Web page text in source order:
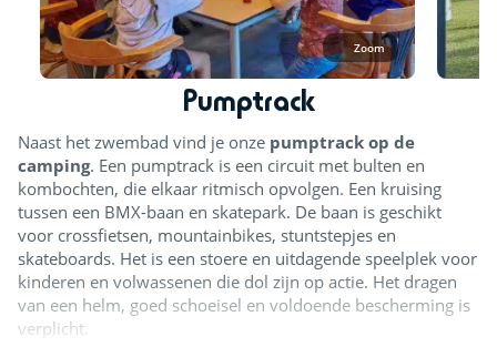
Zoom
Pumptrack
Naast het zwembad vind je onze pumptrack op de
camping. Een pumptrack is een circuit met bulten en
kombochten, die elkaar ritmisch opvolgen. Een kruising
tussen een BMX-baan en skatepark. De baan is geschikt
voor crossfietsen, mountainbikes, stuntstepjes en
skateboards. Het is een stoere en uitdagende speelplek voor
kinderen en volwassenen die dol zijn op actie. Het dragen
van een helm, goed schoeisel en voldoende bescherming is
verplicht.